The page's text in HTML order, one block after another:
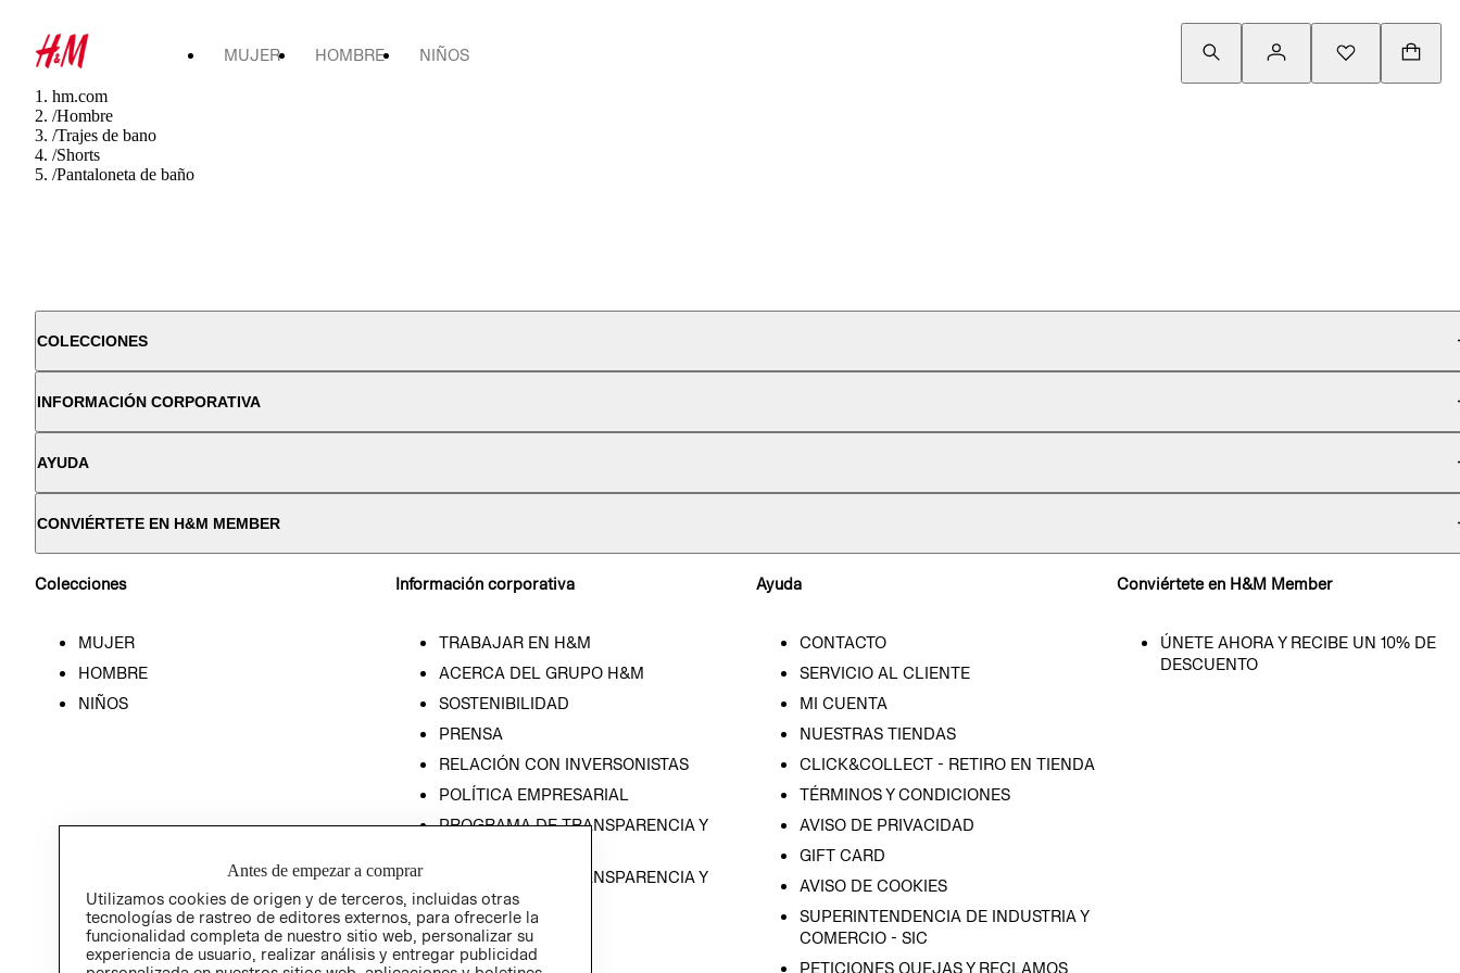
MUJER HOMBRE NIÑOS
hm.com
/Hombre
/Trajes de bano
/Shorts
/Pantaloneta de baño
COLECCIONES
INFORMACIÓN CORPORATIVA
AYUDA
CONVIÉRTETE EN H&M MEMBER
Colecciones
MUJER
HOMBRE
NIÑOS
Información corporativa
TRABAJAR EN H&M
ACERCA DEL GRUPO H&M
SOSTENIBILIDAD
PRENSA
RELACIÓN CON INVERSONISTAS
POLÍTICA EMPRESARIAL
PROGRAMA DE TRANSPARENCIA Y
PROGRAMA DE TRANSPARENCIA Y
ÉTICA (INGLÉS)
Ayuda
CONTACTO
SERVICIO AL CLIENTE
MI CUENTA
NUESTRAS TIENDAS
CLICK&COLLECT - RETIRO EN TIENDA
TÉRMINOS Y CONDICIONES
AVISO DE PRIVACIDAD
GIFT CARD
AVISO DE COOKIES
SUPERINTENDENCIA DE INDUSTRIA Y
COMERCIO - SIC
PETICIONES QUEJAS Y RECLAMOS
Conviértete en H&M Member
ÚNETE AHORA Y RECIBE UN 10% DE
DESCUENTO
Antes de empezar a comprar
Utilizamos cookies de origen y de terceros, incluidas otras
tecnologías de rastreo de editores externos, para ofrecerle la
funcionalidad completa de nuestro sitio web, personalizar su
experiencia de usuario, realizar análisis y entregar publicidad